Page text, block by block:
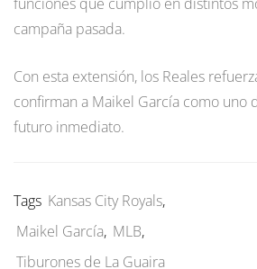
funciones que cumplió en distintos
campaña pasada.
Con esta extensión, los Reales
confirman a Maikel García como uno
futuro inmediato.
Tags Kansas City Royals,
Maikel García, MLB,
Tiburones de La Guaira